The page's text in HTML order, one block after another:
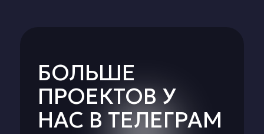
БОЛЬШЕ
ПРОЕКТОВ У
НАС В ТЕЛЕГРАМ